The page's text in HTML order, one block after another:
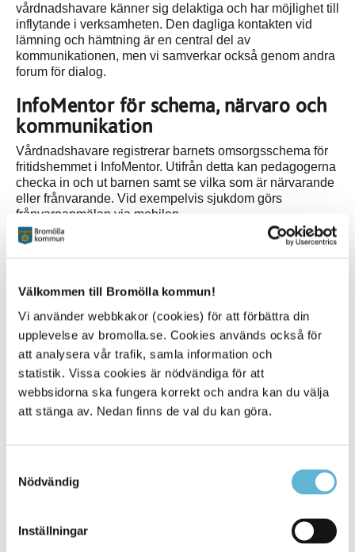
Välkommen till Bromölla kommun!
Vi använder webbkakor (cookies) för att förbättra din
upplevelse av bromolla.se. Cookies används också för
att analysera vår trafik, samla information och
statistik. Vissa cookies är nödvändiga för att
webbsidorna ska fungera korrekt och andra kan du välja
att stänga av. Nedan finns de val du kan göra.
Nödvändig
Inställningar
vårdnadshavare känner sig delaktiga och har möjlighet till
inflytande i verksamheten. Den dagliga kontakten vid
lämning och hämtning är en central del av
kommunikationen, men vi samverkar också genom andra
forum för dialog.
InfoMentor för schema, närvaro och
kommunikation
Vårdnadshavare registrerar barnets omsorgsschema för
fritidshemmet i InfoMentor. Utifrån detta kan pedagogerna
checka in och ut barnen samt se vilka som är närvarande
eller frånvarande. Vid exempelvis sjukdom görs
frånvaroanmälan via mobilen.
Pedagogerna använder InfoMentor för att dokumentera
inblick i barnets vardag och lärande. Det skapar möjlighet
till samtal hemma och gör det enklare att följa och
engagera sig i barnets utveckling även på fritidshemmet.
Mer information
Har du frågor angående inkomstuppgifter, ansökan,
Har du frågor angående schemauppgifter, kontakta
personal/rektor.